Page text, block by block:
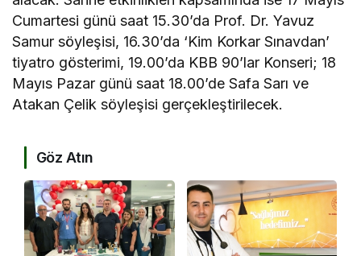
Cumartesi günü saat 15.30’da Prof. Dr. Yavuz
Samur söyleşisi, 16.30’da ‘Kim Korkar Sınavdan’
tiyatro gösterimi, 19.00’da KBB 90’lar Konseri; 18
Mayıs Pazar günü saat 18.00’de Safa Sarı ve
Atakan Çelik söyleşisi gerçekleştirilecek.
Göz Atın